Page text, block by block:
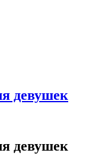
девушек
девушек